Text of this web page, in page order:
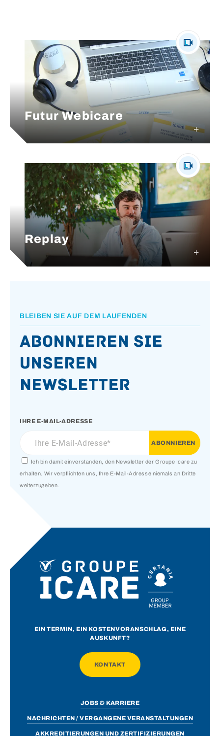
Futur Webicare
Replay
BLEIBEN SIE AUF DEM LAUFENDEN
Abonnieren Sie
unseren
Newsletter
IHRE E-MAIL-ADRESSE
Ich bin damit einverstanden, den Newsletter der Groupe Icare zu
erhalten. Wir verpflichten uns, Ihre E-Mail-Adresse niemals an Dritte
weiterzugeben.
EIN TERMIN, EIN KOSTENVORANSCHLAG, EINE
AUSKUNFT?
KONTAKT
JOBS & KARRIERE
NACHRICHTEN / VERGANGENE VERANSTALTUNGEN
AKKREDITIERUNGEN UND ZERTIFIZIERUNGEN